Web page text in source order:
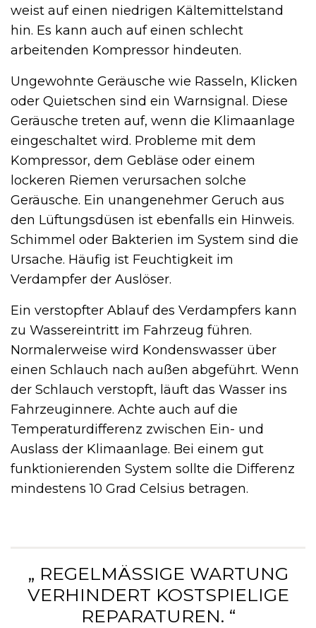
weist auf einen niedrigen Kältemittelstand
hin. Es kann auch auf einen schlecht
arbeitenden Kompressor hindeuten.
Ungewohnte Geräusche wie Rasseln, Klicken
oder Quietschen sind ein Warnsignal. Diese
Geräusche treten auf, wenn die Klimaanlage
eingeschaltet wird. Probleme mit dem
Kompressor, dem Gebläse oder einem
lockeren Riemen verursachen solche
Geräusche. Ein unangenehmer Geruch aus
den Lüftungsdüsen ist ebenfalls ein Hinweis.
Schimmel oder Bakterien im System sind die
Ursache. Häufig ist Feuchtigkeit im
Verdampfer der Auslöser.
Ein verstopfter Ablauf des Verdampfers kann
zu Wassereintritt im Fahrzeug führen.
Normalerweise wird Kondenswasser über
einen Schlauch nach außen abgeführt. Wenn
der Schlauch verstopft, läuft das Wasser ins
Fahrzeuginnere. Achte auch auf die
Temperaturdifferenz zwischen Ein- und
Auslass der Klimaanlage. Bei einem gut
funktionierenden System sollte die Differenz
mindestens 10 Grad Celsius betragen.
„ REGELMÄSSIGE WARTUNG V
ERHINDERT KOSTSPIELIGE R
EPARATUREN. “